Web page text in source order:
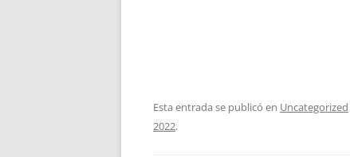
Esta entrada se publicó en Uncategorized
2022.